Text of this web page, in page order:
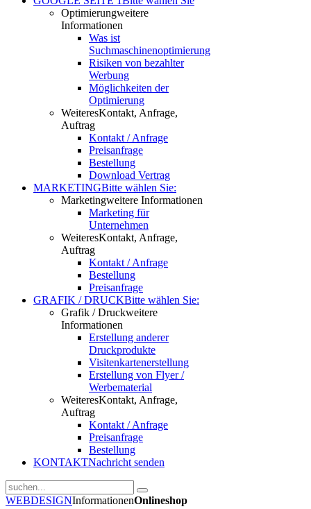
Optimierungweitere
Informationen
Was ist
Suchmaschinenoptimierung
Risiken von bezahlter
Werbung
Möglichkeiten der
Optimierung
WeiteresKontakt, Anfrage,
Auftrag
Kontakt / Anfrage
Preisanfrage
Bestellung
Download Vertrag
MARKETINGBitte wählen Sie:
Marketingweitere Informationen
Marketing für
Unternehmen
WeiteresKontakt, Anfrage,
Auftrag
Kontakt / Anfrage
Bestellung
Preisanfrage
GRAFIK / DRUCKBitte wählen Sie:
Grafik / Druckweitere
Informationen
Erstellung anderer
Druckprodukte
Visitenkartenerstellung
Erstellung von Flyer /
Werbematerial
WeiteresKontakt, Anfrage,
Auftrag
Kontakt / Anfrage
Preisanfrage
Bestellung
KONTAKTNachricht senden
WEBDESIGNInformationenOnlineshop